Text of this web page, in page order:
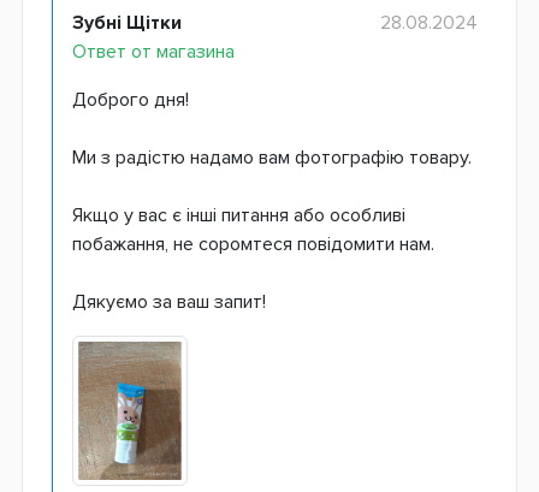
Зубні Щітки
Ответ от магазина
28.08.2024
Доброго дня!
Ми з радістю надамо вам фотографію товару.
Якщо у вас є інші питання або особливі
побажання, не соромтеся повідомити нам.
Дякуємо за ваш запит!